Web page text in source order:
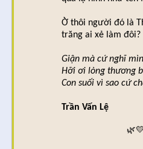
Ờ thôi người đó là
trăng ai xẻ làm
Giận mà cứ nghĩ
Hỡi ơi lòng thương
Con suối vì sao cứ
Trần Vấn Lệ